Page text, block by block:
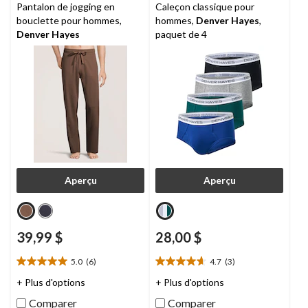
Pantalon de jogging en
bouclette pour hommes,
Denver Hayes
Aperçu
39,99 $
5.0 (6)
5.0
étoile(s)
+ Plus d'options
Comparer
Caleçon classique pour
hommes, Denver Hayes,
paquet de 4
Aperçu
28,00 $
4.7 (3)
4.7
étoile(s)
+ Plus d'options
Comparer